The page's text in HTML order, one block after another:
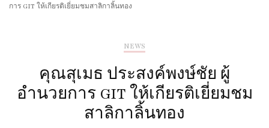
การ GIT ให้เกียรติเยี่ยมชมสาลิกาลิ้นทอง
NEWS
คุณสุเมธ ประสงค์พงษ์ชัย ผู้
อำนวยการ GIT ให้เกียรติเยี่ยมชม
สาลิกาลิ้นทอง